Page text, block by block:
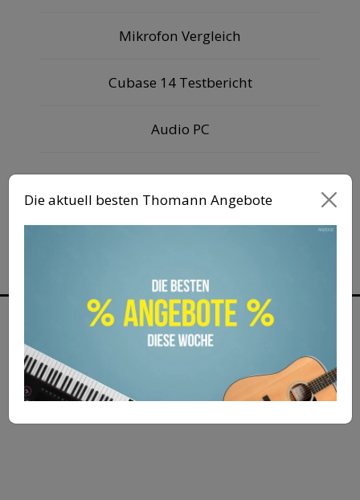
Mikrofon Vergleich
Cubase 14 Testbericht
Audio PC
MEHR ZUM THEMA
Die aktuell besten Thomann Angebote